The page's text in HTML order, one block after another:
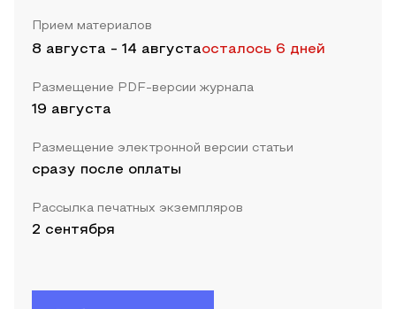
Прием материалов
8 августа - 14 августаосталось 6 дней
Размещение PDF-версии журнала
19 августа
Размещение электронной версии статьи
сразу после оплаты
Рассылка печатных экземпляров
2 сентября